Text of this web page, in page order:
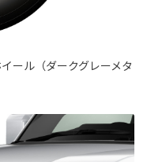
ール（ダークグレーメタ